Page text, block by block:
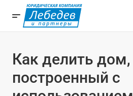
Как делить дом,
построенный с